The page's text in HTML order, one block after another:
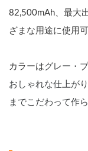
82,500mAh、最大
ざまな用途に使用可
カラーはグレー・
おしゃれな仕上が
までこだわって作